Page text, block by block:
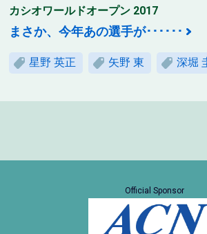
カシオワールドオープン 2017
まさか、今年あの選手が･･････
星野 英正 矢野 東 深堀
Official Sponsor